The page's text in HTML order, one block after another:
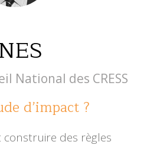
National des CRESS
d’impact ?
construire des règles